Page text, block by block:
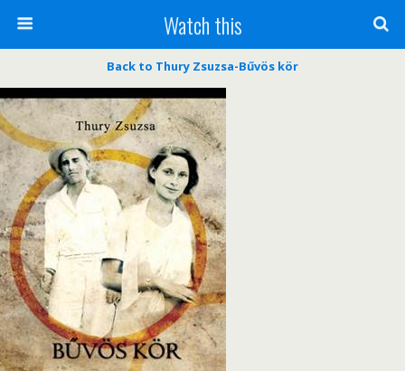
Watch this
Back to Thury Zsuzsa-Bűvös kör